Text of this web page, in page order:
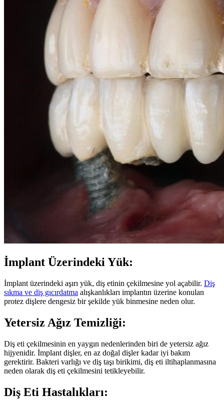
İmplant Üzerindeki Yük:
İmplant üzerindeki aşırı yük, diş etinin çekilmesine yol açabilir. Diş
sıkma ve diş gıcırdatma alışkanlıkları implantın üzerine konulan
protez dişlere dengesiz bir şekilde yük binmesine neden olur.
Yetersiz Ağız Temizliği:
Diş eti çekilmesinin en yaygın nedenlerinden biri de yetersiz ağız
hijyenidir. İmplant dişler, en az doğal dişler kadar iyi bakım
gerektirir. Bakteri varlığı ve diş taşı birikimi, diş eti iltihaplanmasına
neden olarak diş eti çekilmesini tetikleyebilir.
Diş Eti Hastalıkları: